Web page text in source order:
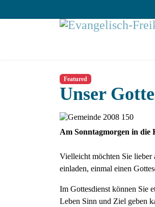
Featured
Unser
Am Sonntagmorgen in die
Vielleicht möchten Sie lieber
einladen, einmal einen
Im Gottesdienst können Sie
Leben Sinn und Ziel geben